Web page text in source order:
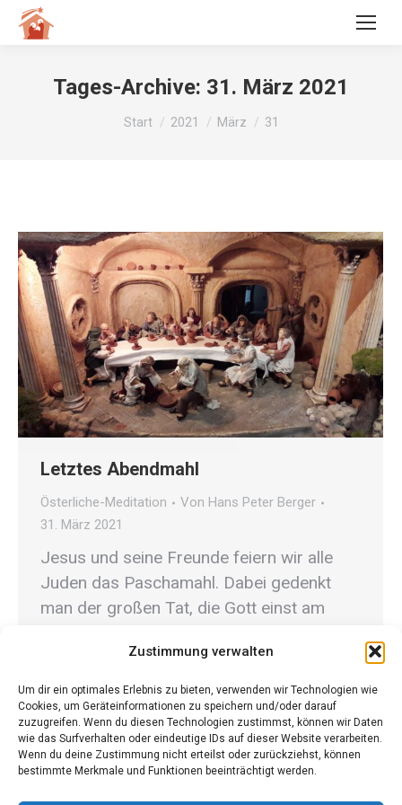
Zustimmung verwalten
Um dir ein optimales Erlebnis zu bieten, verwenden wir Technologien wie
Cookies, um Geräteinformationen zu speichern und/oder darauf
zuzugreifen. Wenn du diesen Technologien zustimmst, können wir Daten
wie das Surfverhalten oder eindeutige IDs auf dieser Website verarbeiten.
Wenn du deine Zustimmung nicht erteilst oder zurückziehst, können
bestimmte Merkmale und Funktionen beeinträchtigt werden.
Tages-Archive: 31. März 2021
Sie befinden sich hier:
Start 2021 März 31
Letztes Abendmahl
Österliche-Meditation Von Hans Peter Berger
31. März 2021
Jesus und seine Freunde feiern wir alle
Juden das Paschamahl. Dabei gedenkt
man der großen Tat, die Gott einst am
durch Mose das Volk aus der
Unterdrückung Ägyptens in die Freiheit.
Der letzte Lebensabend Jesu ist geprägt
von freudigen Erinnerungen und dumpfer
Wehmut. Jesus wäscht den Seinen die